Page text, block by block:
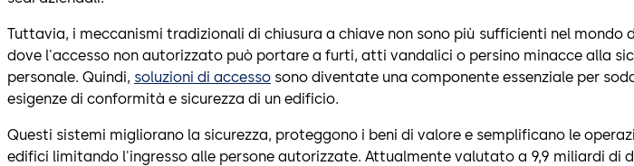
Tuttavia, i meccanismi tradizionali di chiusura a chiave non sono più sufficienti nel mondo
dove l'accesso non autorizzato può portare a furti, atti vandalici o persino minacce alla
personale. Quindi, soluzioni di accesso sono diventate una componente essenziale per
esigenze di conformità e sicurezza di un edificio.
Questi sistemi migliorano la sicurezza, proteggono i beni di valore e semplificano le
edifici limitando l'ingresso alle persone autorizzate. Attualmente valutato a 9,9 miliardi di